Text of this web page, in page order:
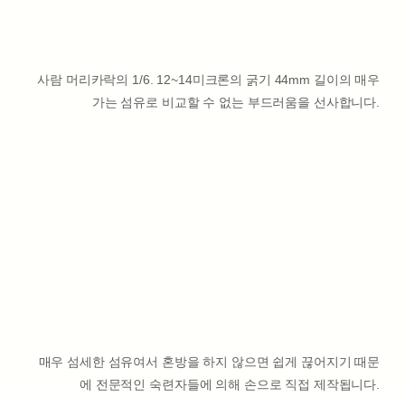
사람 머리카락의 1/6. 12~14미크론의 굵기 44mm 길이의 매우
가는 섬유로 비교할 수 없는 부드러움을 선사합니다.
매우 섬세한 섬유여서 혼방을 하지 않으면 쉽게 끊어지기 때문
에 전문적인 숙련자들에 의해 손으로 직접 제작됩니다.